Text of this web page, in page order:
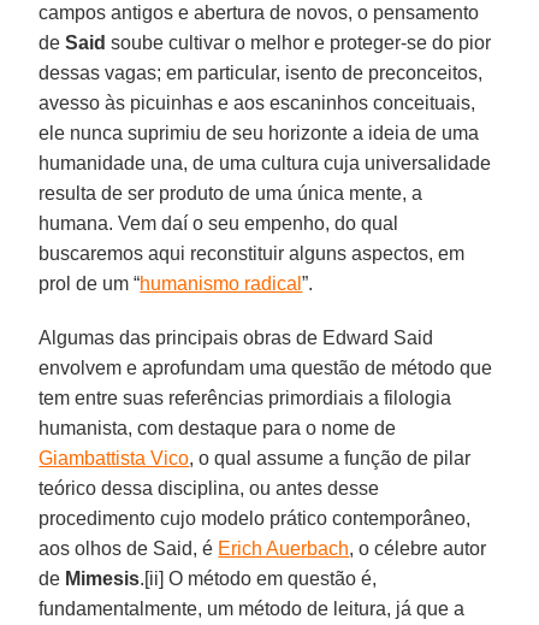
campos antigos e abertura de novos, o pensamento
deSaid soube cultivar o melhor e proteger-se do pior
dessas vagas; em particular, isento de preconceitos,
avesso às picuinhas e aos escaninhos conceituais,
ele nunca suprimiu de seu horizonte a ideia de uma
humanidade una, de uma cultura cuja universalidade
resulta de ser produto de uma única mente, a
humana. Vem daí o seu empenho, do qual
buscaremos aqui reconstituir alguns aspectos, em
prol de um “humanismo radical”.
Algumas das principais obras de Edward Said
envolvem e aprofundam uma questão de método que
tem entre suas referências primordiais a filologia
humanista, com destaque para o nome de
Giambattista Vico, o qual assume a função de pilar
teórico dessa disciplina, ou antes desse
procedimento cujo modelo prático contemporâneo,
aos olhos de Said, é Erich Auerbach, o célebre autor
de Mimesis.[ii] O método em questão é,
fundamentalmente, um método de leitura, já que a